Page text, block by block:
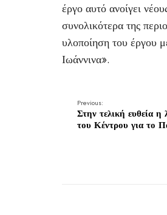
έργο αυτό ανοίγει
συνολικότερα της
υλοποίηση του έργου
Ιωάννινα».
Previous:
Στην τελική ευθεία η
του Κέντρου για το